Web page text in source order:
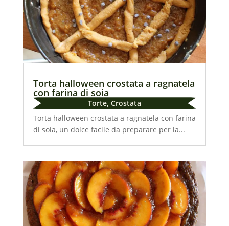
Torta halloween crostata a ragnatela
con farina di soia
Torte, Crostata
Torta halloween crostata a ragnatela con farina
di soia, un dolce facile da preparare per la...